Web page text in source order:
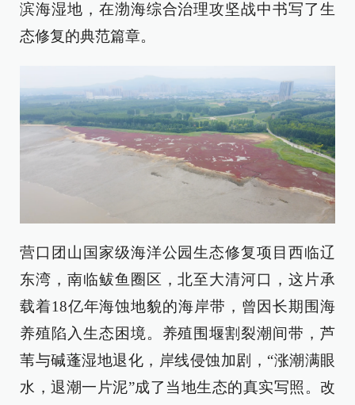
滨海湿地，在渤海综合治理攻坚战中书写了生
态修复的典范篇章。
营口团山国家级海洋公园生态修复项目西临辽
东湾，南临鲅鱼圈区，北至大清河口，这片承
载着18亿年海蚀地貌的海岸带，曾因长期围海
养殖陷入生态困境。养殖围堰割裂潮间带，芦
苇与碱蓬湿地退化，岸线侵蚀加剧，“涨潮满眼
水，退潮一片泥”成了当地生态的真实写照。改